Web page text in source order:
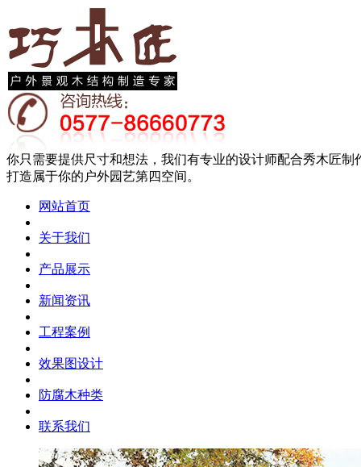
你只需要提供尺寸和想法，我们有专业的设计师配合秀木匠制
打造属于你的户外园艺第四空间。
网站首页
关于我们
产品展示
新闻资讯
工程案例
效果图设计
防腐木种类
联系我们